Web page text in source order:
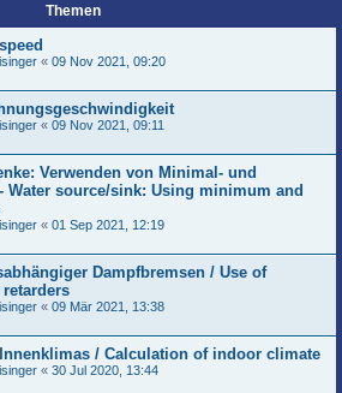
Themen
« 09 Nov 2021, 09:20
« 09 Nov 2021, 09:11
Verwenden von Minimal- und
Water source/sink: Using minimum and
« 01 Sep 2021, 12:19
Dampfbremsen / Use of
« 09 Mär 2021, 13:38
/ Calculation of indoor climate
« 30 Jul 2020, 13:44